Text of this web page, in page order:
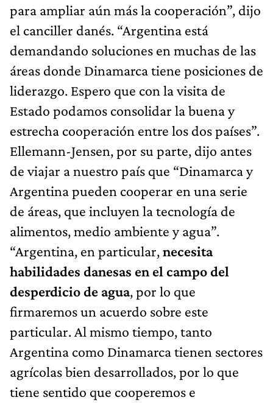
para ampliar aún más la cooperación”, dijo
el canciller danés. “Argentina está
demandando soluciones en muchas de las
áreas donde Dinamarca tiene posiciones de
liderazgo. Espero que con la visita de
Estado podamos consolidar la buena y
estrecha cooperación entre los dos países”.
Ellemann-Jensen, por su parte, dijo antes
de viajar a nuestro país que “Dinamarca y
Argentina pueden cooperar en una serie
de áreas, que incluyen la tecnología de
alimentos, medio ambiente y agua”.
“Argentina, en particular,necesita
habilidades danesas en el campo del
desperdicio de agua, por lo que
firmaremos un acuerdo sobre este
particular. Al mismo tiempo, tanto
Argentina como Dinamarca tienen sectores
agrícolas bien desarrollados, por lo que
tiene sentido que cooperemos e